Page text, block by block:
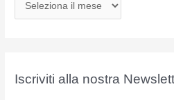
r
iIscriviti alla nostra